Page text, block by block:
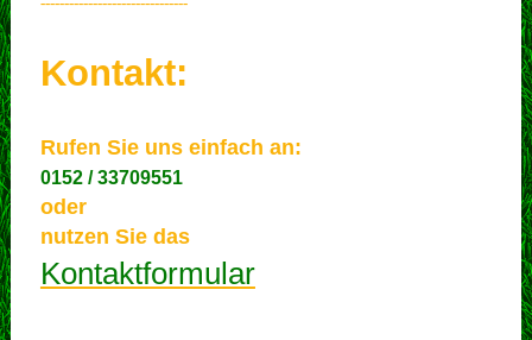
Kontakt:
Rufen Sie uns einfach an:
0152 / 33709551
oder
nutzen Sie das
Kontaktformular